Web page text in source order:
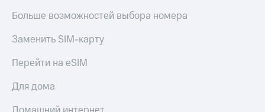
Больше возможностей выбора номера
Заменить SIM-карту
Перейти на eSIM
Для дома